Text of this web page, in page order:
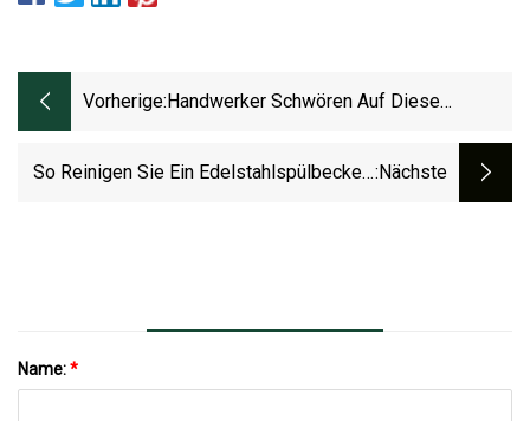
Vorherige: Handwerker Schwören Auf Diese
Aussehen Zu Lassen Und Geld Zu Sparen
So Reinigen Sie Ein Edelstahlspülbecken,:nächste
Name:*